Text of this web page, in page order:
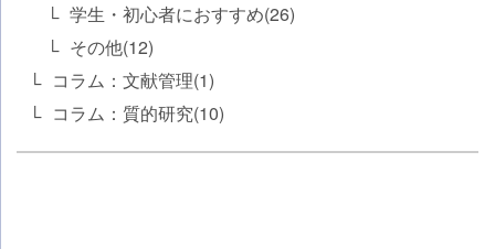
学生・初心者におすすめ(26)
その他(12)
コラム：文献管理(1)
コラム：質的研究(10)